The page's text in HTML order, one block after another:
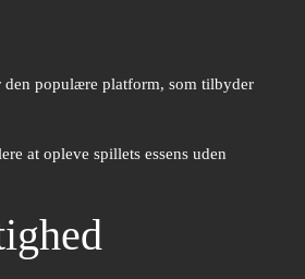
den populære platform, som tilbyder
at opleve spillets essens uden